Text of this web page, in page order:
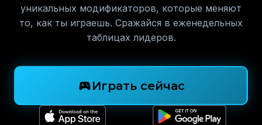
уникальных модификаторов, которые меняют
то, как ты играешь. Сражайся в еженедельных
таблицах лидеров.
sports_esportsИграть сейчас